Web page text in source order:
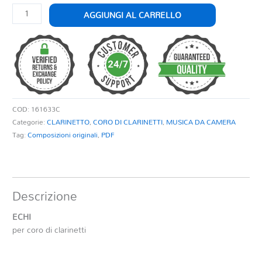
ECHI
PER
CORO
DI
CLARINETTI
quantità
AGGIUNGI AL CARRELLO
COD: 161633C
Categorie:CLARINETTO,CORO DI CLARINETTI, MUSICA DA CAMERA
Tag:Composizioni originali, PDF
Descrizione
ECHI
per coro di clarinetti